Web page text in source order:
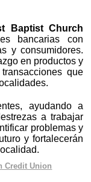
Baptist Church
bancarias con
y consumidores.
en productos y
que
ayudando a
a trabajar
problemas y
y fortalecerán
Credit Union